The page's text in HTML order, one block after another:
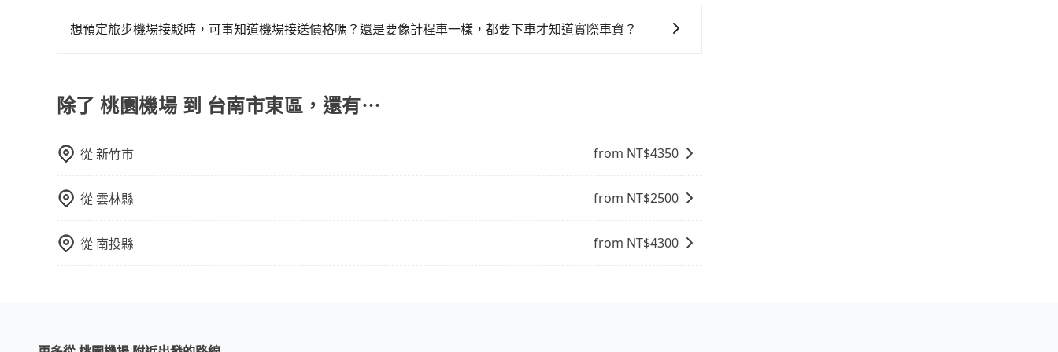
於您的預算、時間和行程安排。建議您提前了解並根據自己的需要選擇最方便和經濟實惠的交通方式。
用，並且有多種車型選擇。55688則是台灣知名的計程車品牌，主要提供計程車服務，價格根據跳表計費，要下
想預定旅步機場接駁時，可事知道機場接送價格嗎？還是要像計程車一樣，都要下車才知道實際車資？
務。
除了 桃園機場 到 台南市東區，還有⋯
從新竹市 from NT$4350
從雲林縣 from NT$2500
從 南投縣 from NT$4300